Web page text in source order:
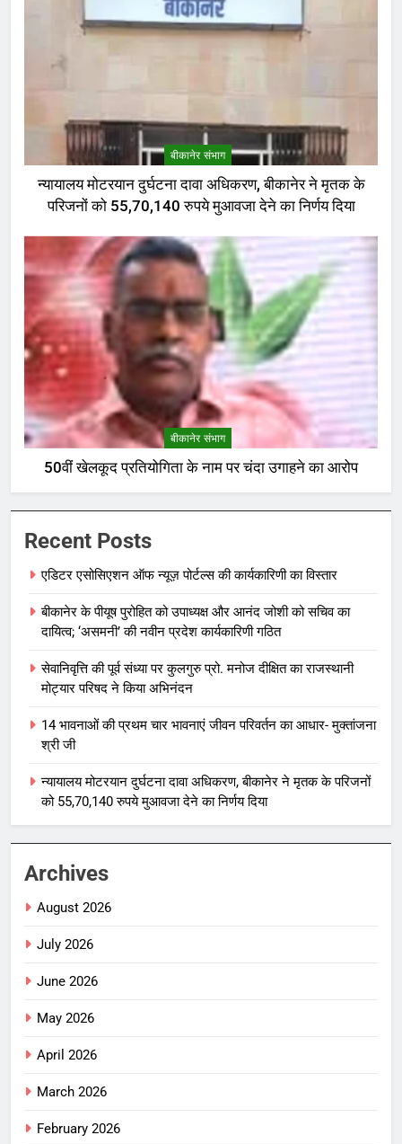
बीकानेर संभाग
न्यायालय मोटरयान दुर्घटना दावा अधिकरण, बीकानेर ने मृतक के
परिजनों को 55,70,140 रुपये मुआवजा देने का निर्णय दिया
बीकानेर संभाग
50वीं खेलकूद प्रतियोगिता के नाम पर चंदा उगाहने का आरोप
Recent Posts
एडिटर एसोसिएशन ऑफ न्यूज़ पोर्टल्स की कार्यकारिणी का विस्तार
बीकानेर के पीयूष पुरोहित को उपाध्यक्ष और आनंद जोशी को सचिव का
दायित्व; ‘असमनी’ की नवीन प्रदेश कार्यकारिणी गठित
सेवानिवृत्ति की पूर्व संध्या पर कुलगुरु प्रो. मनोज दीक्षित का राजस्थानी
मोट्यार परिषद ने किया अभिनंदन
14 भावनाओं की प्रथम चार भावनाएं जीवन परिवर्तन का आधार- मुक्तांजना
श्री जी
न्यायालय मोटरयान दुर्घटना दावा अधिकरण, बीकानेर ने मृतक के परिजनों
को 55,70,140 रुपये मुआवजा देने का निर्णय दिया
Archives
August 2026
July 2026
June 2026
May 2026
April 2026
March 2026
February 2026